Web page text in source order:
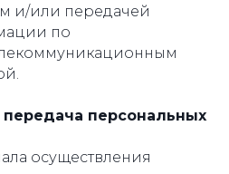
и/или передачей
по
передача персональных
осуществления